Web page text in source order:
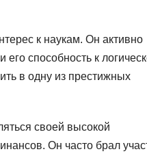
к наукам. Он активно
способность к
в одну из престижных
своей высокой
Он часто брал